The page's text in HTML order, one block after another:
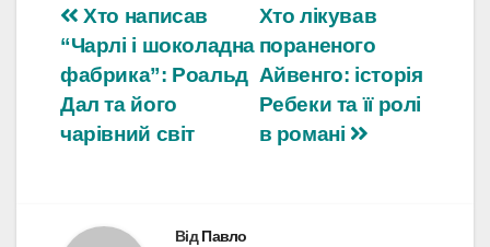
Навігація
записів
Хто лікував
пораненого
Айвенго: історія
Ребеки та її ролі
в романі
Хто написав
“Чарлі і шоколадна
фабрика”: Роальд
Дал та його
чарівний світ
ВідПавло